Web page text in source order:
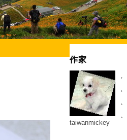
作家
taiwanmickey